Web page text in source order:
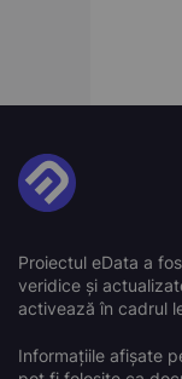
Proiectul eData a
veridice și
activează în cadrul
Informațiile afișate